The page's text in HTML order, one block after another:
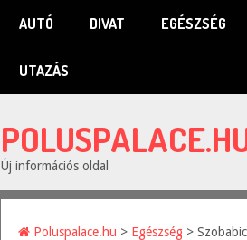
AUTÓ DIVAT EGÉSZSÉG
UTAZÁS
Új információs oldal
Poluspalace.hu > Egészség >